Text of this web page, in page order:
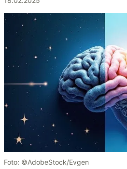
Foto: ©AdobeStock/Evgen